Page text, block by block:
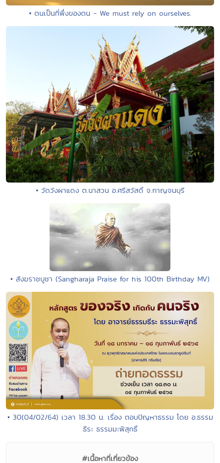
• ตนเป็นที่พึ่งของตน - We must rely on ourselves.
• วัดวังผาแดง ต.นาสวน อ.ศรีสวัสดิ์ จ.กาญจนบุรี
• สังฆราชบูชา (Sangharaja Praise for his 100th Birthday MV)
• 30(04/02/64) เวลา 18.30 น. เรื่อง ตอบปัญหาธรรม โดย อ.ธรรม
ธีระ ธรรมมะพิสุทธิ์
#เนื้อหาที่เกี่ยวข้อง